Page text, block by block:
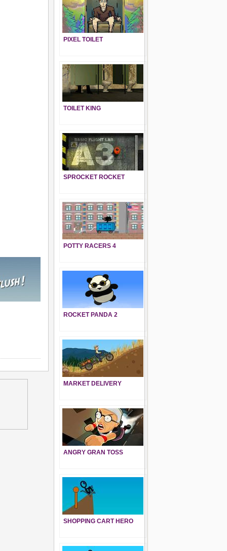
PIXEL TOILET
TOILET KING
SPROCKET ROCKET
POTTY RACERS 4
ROCKET PANDA 2
MARKET DELIVERY
ANGRY GRAN TOSS
SHOPPING CART HERO